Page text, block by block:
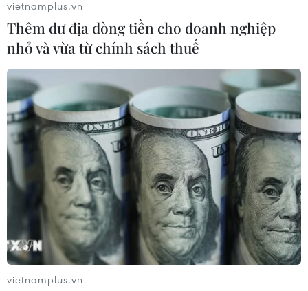
Áp thấp nhiệt đới trên vịnh Bắc Bộ sẽ
gây ảnh hưởng thế nào tới Việt Nam?
07/08/2026 14:38
Nứt núi, Thanh Hóa sơ tán khẩn cấp
nhiều hộ dân
07/08/2026 13:17
Cảnh báo lũ trên lưu vực sông Thao
tại trạm Yên Bái
vietnamplus.vn
Thêm dư địa dòng tiền cho doanh nghiệp
nhỏ và vừa từ chính sách thuế
vietnamplus.vn